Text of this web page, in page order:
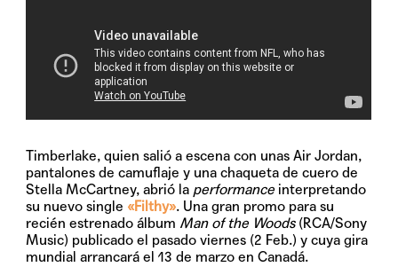
Timberlake, quien salió a escena con unas Air Jordan,
pantalones de camuflaje y una chaqueta de cuero de
Stella McCartney, abrió la performance interpretando
su nuevo single «Filthy». Una gran promo para su
recién estrenado álbum Man of the Woods(RCA/Sony
Music) publicado el pasado viernes (2 Feb.) y cuya gira
mundial arrancará el 13 de marzo en Canadá.